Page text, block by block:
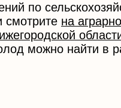
по
смотрите на
можно найти в